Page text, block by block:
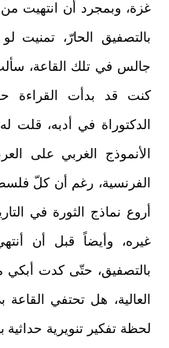
غزة، وبمجرد أن انتهيت
بالتصفيق الحارّ، تمنيت
جالس في تلك القاعة،
كنت قد بدأت القراءة
الدكتوراة في أدبه، قلت
الأنموذج الغربي على
الفرنسية، رغم أن كلّ
أروع نماذج الثورة في
غيره، وأيضاً قبل أن
بالتصفيق، حتّى كدت
العالية، هل تحتفي
لحظة تفكير تنويرية